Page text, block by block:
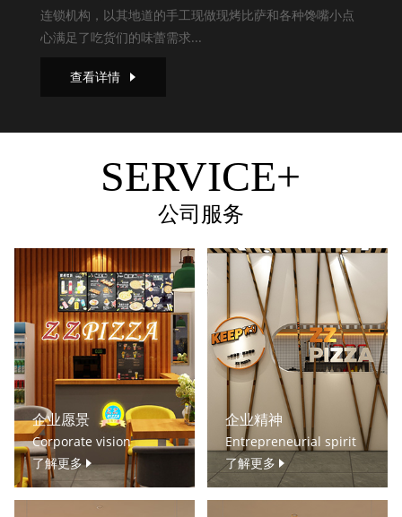
连锁机构，以其地道的手工现做现烤比萨和各种馋嘴小点
心满足了吃货们的味蕾需求...
查看详情
SERVICE+
公司服务
企业愿景
Corporate vision
了解更多
企业精神
Entrepreneurial spirit
了解更多